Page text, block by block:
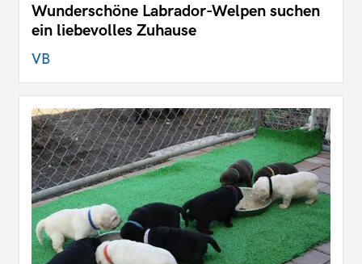
Wunderschöne Labrador-Welpen suchen
ein liebevolles Zuhause
VB